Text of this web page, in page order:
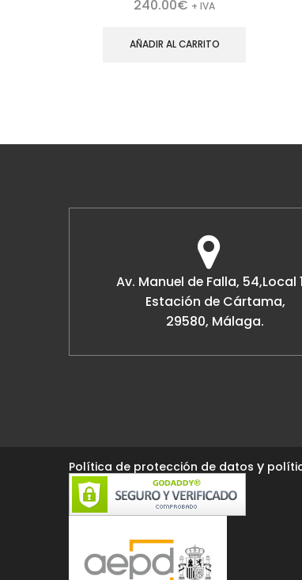
240.00€ + IVA
AÑADIR AL CARRITO
Av. Manuel de Falla, 54,Local
Estación de Cártama,
29580, Málaga.
Política de protección de datos y